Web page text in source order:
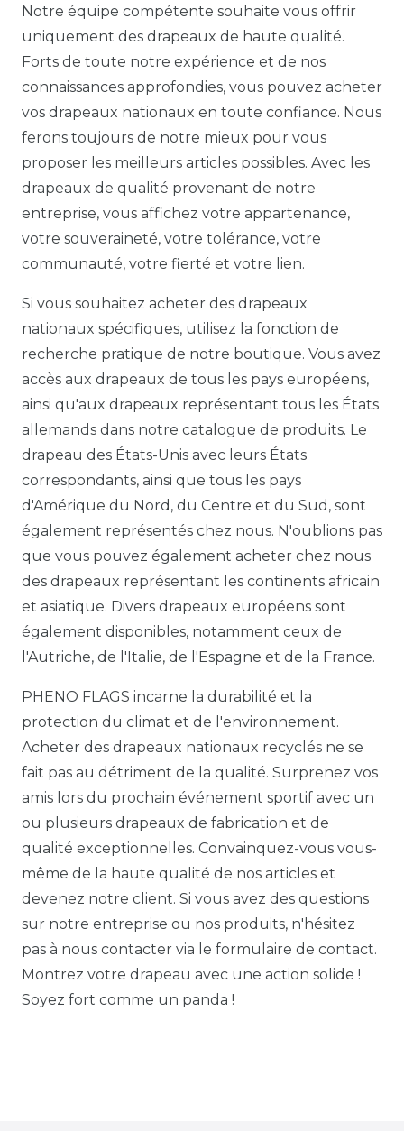
Notre équipe compétente souhaite vous offrir
uniquement des drapeaux de haute qualité.
Forts de toute notre expérience et de nos
connaissances approfondies, vous pouvez acheter
vos drapeaux nationaux en toute confiance. Nous
ferons toujours de notre mieux pour vous
proposer les meilleurs articles possibles. Avec les
drapeaux de qualité provenant de notre
entreprise, vous affichez votre appartenance,
votre souveraineté, votre tolérance, votre
communauté, votre fierté et votre lien.
Si vous souhaitez acheter des drapeaux
nationaux spécifiques, utilisez la fonction de
recherche pratique de notre boutique. Vous avez
accès aux drapeaux de tous les pays européens,
ainsi qu'aux drapeaux représentant tous les États
allemands dans notre catalogue de produits. Le
drapeau des États-Unis avec leurs États
correspondants, ainsi que tous les pays
d'Amérique du Nord, du Centre et du Sud, sont
également représentés chez nous. N'oublions pas
que vous pouvez également acheter chez nous
des drapeaux représentant les continents africain
et asiatique. Divers drapeaux européens sont
également disponibles, notamment ceux de
l'Autriche, de l'Italie, de l'Espagne et de la France.
PHENO FLAGS incarne la durabilité et la
protection du climat et de l'environnement.
Acheter des drapeaux nationaux recyclés ne se
fait pas au détriment de la qualité. Surprenez vos
amis lors du prochain événement sportif avec un
ou plusieurs drapeaux de fabrication et de
qualité exceptionnelles. Convainquez-vous vous-
même de la haute qualité de nos articles et
devenez notre client. Si vous avez des questions
sur notre entreprise ou nos produits, n'hésitez
pas à nous contacter via le formulaire de contact.
Montrez votre drapeau avec une action solide !
Soyez fort comme un panda !